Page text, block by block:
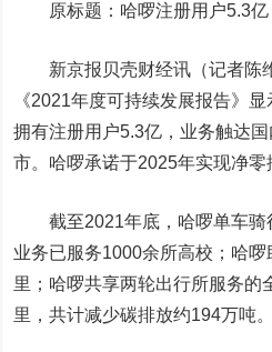
原标题：哈啰注册用户5.3亿
新京报贝壳财经讯（记者陈
《2021年度可持续发展报告》
拥有注册用户5.3亿，业务触达
市。哈啰承诺于2025年实现净零
截至2021年底，哈啰单车骑
业务已服务1000余所高校；哈
里；哈啰共享两轮出行所服务的
里，共计减少碳排放约194万吨。